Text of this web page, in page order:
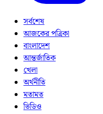
সর্বশেষ
আজকের পত্রিকা
বাংলাদেশ
আন্তর্জাতিক
খেলা
অর্থনীতি
মতামত
ভিডিও